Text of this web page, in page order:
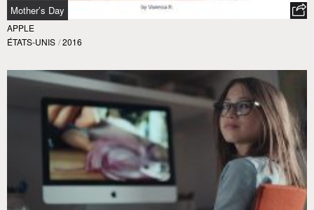
Mother’s Day
APPLE
ÉTATS-UNIS / 2016